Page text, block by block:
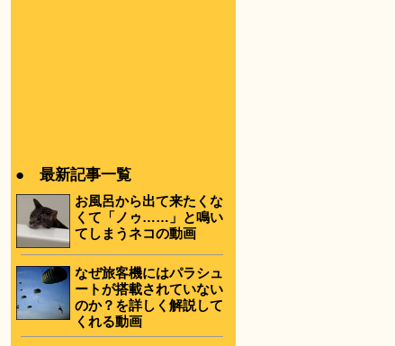
● 最新記事一覧
お風呂から出て来たくな
くて「ノゥ……」と鳴い
てしまうネコの動画
なぜ旅客機にはパラシュ
ートが搭載されていない
のか？を詳しく解説して
くれる動画